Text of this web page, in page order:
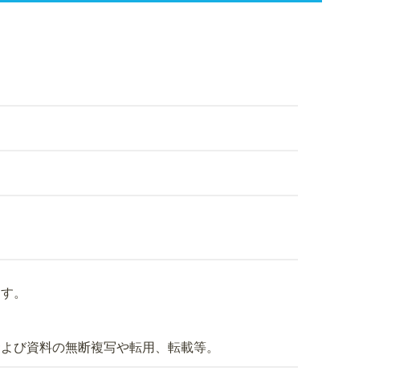
。
び資料の無断複写や転用、転載等。